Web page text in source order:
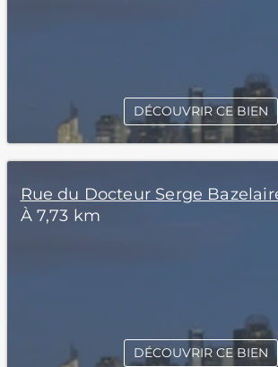
DÉCOUVRIR CE BIEN
Rue du Docteur Serge
À 7,73 km
DÉCOUVRIR CE BIEN